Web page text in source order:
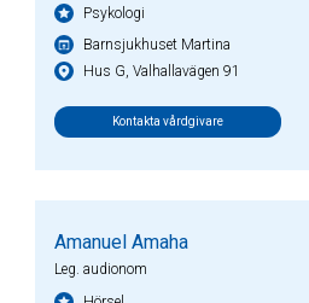
Psykologi
Barnsjukhuset Martina
Hus G, Valhallavägen 91
Kontakta vårdgivare
Amanuel Amaha
Leg. audionom